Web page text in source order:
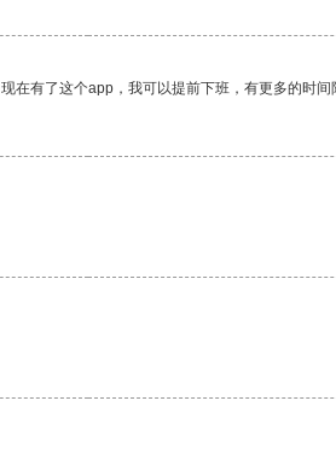
有了这个app，我可以提前下班，有更多的时间